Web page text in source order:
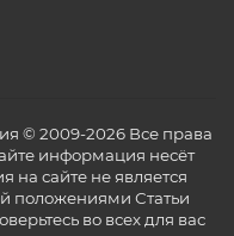
© 2009-2026 Все права
информация несёт
на сайте не является
положениями Статьи
во всех для вас